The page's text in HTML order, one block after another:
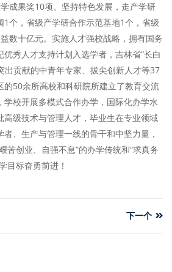
成果奖10项。坚持特色发展，走产学研
个，省级产学研合作示范基地1个，省级
数十亿元。实施人才强校战略，拥有国务
秀人才支持计划入选学者，吉林省“长白
出贡献的中青年专家、拔尖创新人才等37
50余所高校和科研院所建立了教育交流
校开展多模式合作办学，国际化办学水
级技术与管理人才，毕业生在专业领域
、生产与管理一线的骨干和中坚力量，
创业、自强不息”的办学传统和“求真务
目标奋勇前进！
下一个